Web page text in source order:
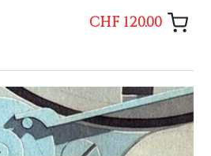
CHF 120.00